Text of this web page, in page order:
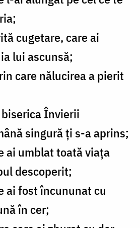
cugetare, care ai
lui ascunsă;
care nălucirea a pierit
Învierii
singură ți s-a aprins;
ai umblat toată viața
descoperit;
ai fost încununat cu
în cer;